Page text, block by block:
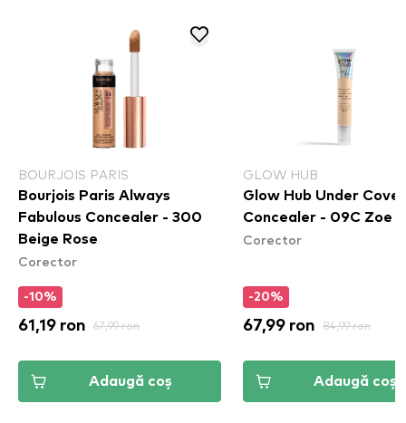
BOURJOIS PARIS
Bourjois Paris Always
Fabulous Concealer - 300
Beige Rose
Corector
-10%
61,19 ron 67,99 ron
Adaugă coș
GLOW HUB
Glow Hub Under Cover
Concealer - 09C Zoe
Corector
-20%
67,99 ron 84,99 ron
Adaugă coș